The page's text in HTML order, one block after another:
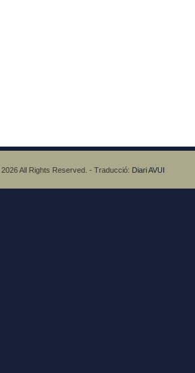
All Rights Reserved. - Traducció: Diari AVUI